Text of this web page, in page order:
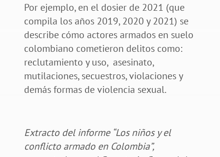
Por ejemplo, en el dosier de 2021 (que
compila los años 2019, 2020 y 2021) se
describe cómo actores armados en suelo
colombiano cometieron delitos como:
reclutamiento y uso, asesinato,
mutilaciones, secuestros, violaciones y
demás formas de violencia sexual.
Extracto del informe “Los niños y el
conflicto armado en Colombia”,